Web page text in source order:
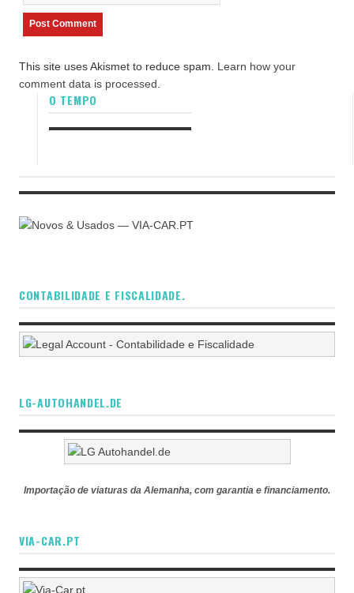
This site uses Akismet to reduce spam. Learn how your
comment data is processed.
O TEMPO
CONTABILIDADE E FISCALIDADE.
LG-AUTOHANDEL.DE
Importação de viaturas da Alemanha, com garantia e financiamento.
VIA-CAR.PT